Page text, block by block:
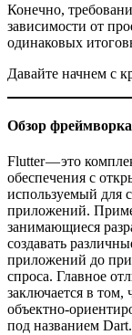
Конечно,
зависимости от
одинаковых
Давайте начнем с
Обзор фреймворка
Flutter — это
обеспечения с
используемый для
приложений.
занимающиеся
создавать
приложений до
спроса. Главное
заключается в
объектно-
под названием Dart.